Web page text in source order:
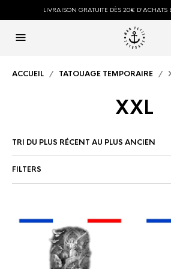
LIVRAISON GRATUITE DÈS 20€ D'ACHATS
ACCUEIL / TATOUAGE TEMPORAIRE /
XXL
FILTERS